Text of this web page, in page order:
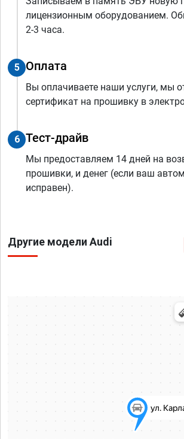
лицензионным оборудованием.
2-3 часа.
5 Оплата
Вы оплачиваете наши услуги, мы
сертификат на прошивку в
6 Тест-драйв
Мы предоставляем 14 дней на
прошивки, и денег (если ваш
исправен).
Другие модели Audi